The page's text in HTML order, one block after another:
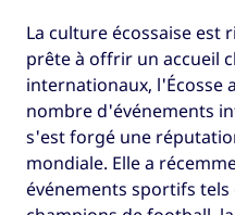
La culture écossaise est
prête à offrir un accueil
internationaux, l'Écosse
nombre d'événements
s'est forgé une
mondiale. Elle a
événements sportifs tels